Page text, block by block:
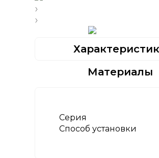
Материалы
Серия
Способ установки